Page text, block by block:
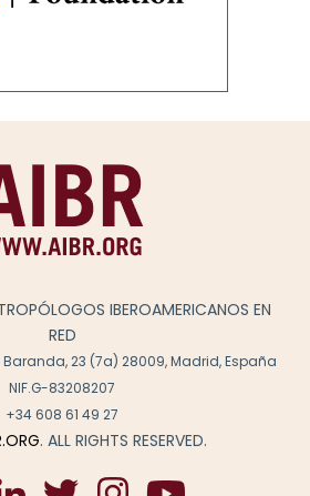
IBEROAMERICANOS EN
RED
23 (7a) 28009, Madrid, España
NIF.G-83208207
+34 608 61 49 27
. ALL RIGHTS RESERVED.